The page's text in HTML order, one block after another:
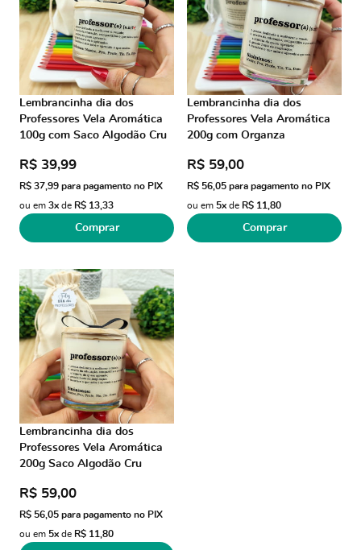
Lembrancinha dia dos
Professores Vela Aromática
100g com Saco Algodão Cru
R$ 39,99
R$ 37,99 para pagamento no PIX
ou em 3x de R$ 13,33
Comprar
Lembrancinha dia dos
Professores Vela Aromática
200g com Organza
R$ 59,00
R$ 56,05 para pagamento no PIX
ou em 5x de R$ 11,80
Comprar
Lembrancinha dia dos
Professores Vela Aromática
200g Saco Algodão Cru
R$ 59,00
R$ 56,05 para pagamento no PIX
ou em 5x de R$ 11,80